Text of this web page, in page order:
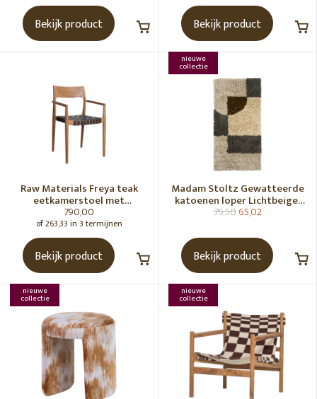
Bekijk product Bekijk product
Raw Materials Freya teak
eetkamerstoel met
armleuning - Zwart (set of 2)
790,00
of 263,33 in 3 termijnen
Bekijk product
nieuwe
collectie
Madam Stoltz Gewatteerde
katoenen loper Lichtbeige,
gebroken wit, grijs, groen
76,5065,02
Bekijk product
nieuwe
collectie
nieuwe
collectie